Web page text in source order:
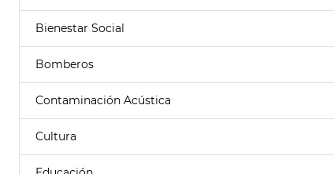
Bienestar Social
Bomberos
Contaminación Acústica
Cultura